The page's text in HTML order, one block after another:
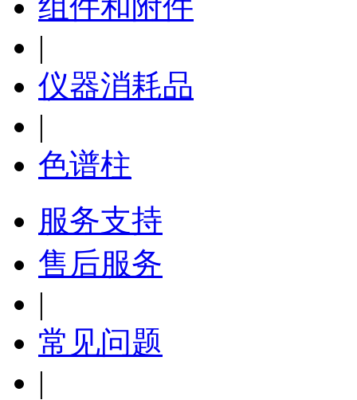
|
仪器消耗品
|
色谱柱
服务支持
售后服务
|
常见问题
|